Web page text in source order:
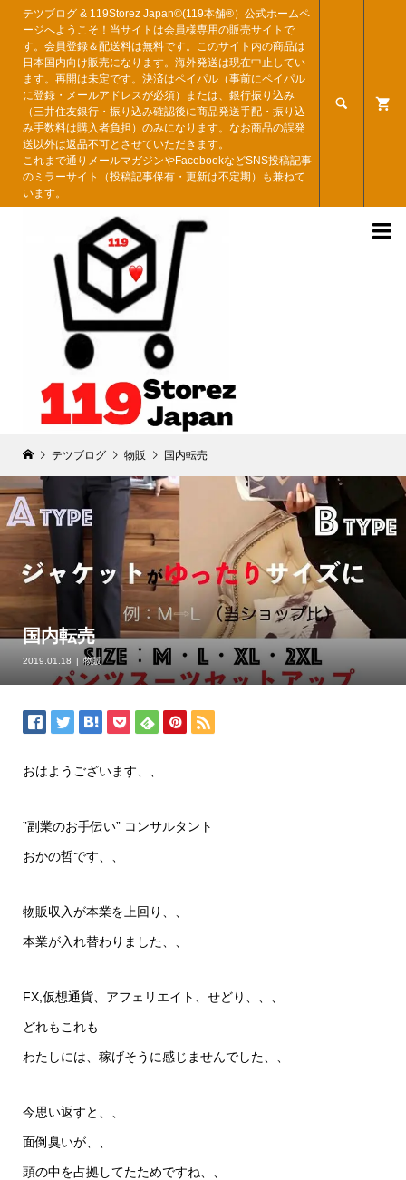
テツブログ & 119Storez Japan©︎(119本舗®︎）公式ホームペ
ージへようこそ！当サイトは会員様専用の販売サイトで
す。会員登録＆配送料は無料です。このサイト内の商品は
日本国内向け販売になります。海外発送は現在中止してい
ます。再開は未定です。決済はペイパル（事前にペイパル
に登録・メールアドレスが必須）または、銀行振り込み
（三井住友銀行・振り込み確認後に商品発送手配・振り込
み手数料は購入者負担）のみになります。なお商品の誤発
送以外は返品不可とさせていただきます。
これまで通りメールマガジンやFacebookなどSNS投稿記事
のミラーサイト（投稿記事保有・更新は不定期）も兼ねて
います。


テツブログ 物販 国内転売
国内転売
2019.01.18 物販
おはようございます、、
”副業のお手伝い” コンサルタント
おかの哲です、、
物販収入が本業を上回り、、
本業が入れ替わりました、、
FX,仮想通貨、アフェリエイト、せどり、、、
どれもこれも
わたしには、稼げそうに感じませんでした、、
今思い返すと、、
面倒臭いが、、
頭の中を占拠してたためですね、、